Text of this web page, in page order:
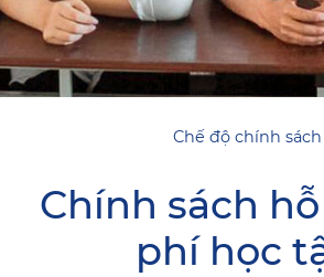
Chế độ chính sách
Chính sách
phí học